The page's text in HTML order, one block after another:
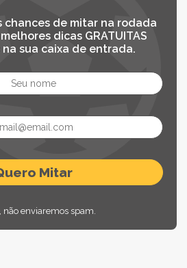
chances de mitar na rodada
dicas GRATUITAS
sua caixa de entrada.
não enviaremos spam.